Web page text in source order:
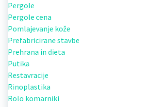
Pergole
Pergole cena
Pomlajevanje kože
Prefabricirane stavbe
Prehrana in dieta
Putika
Restavracije
Rinoplastika
Rolo komarniki